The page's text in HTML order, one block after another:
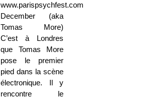
www.parispsychfest.com
December (aka
Tomas More)
C’est à Londres
que Tomas More
pose le premier
pied dans la scène
électronique. Il y
rencontre le